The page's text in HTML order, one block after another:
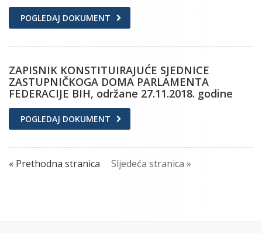
POGLEDAJ DOKUMENT
ZAPISNIK KONSTITUIRAJUĆE SJEDNICE
ZASTUPNIČKOGA DOMA PARLAMENTA
FEDERACIJE BIH, održane 27.11.2018. godine
POGLEDAJ DOKUMENT
« Prethodna stranica Sljedeća stranica »